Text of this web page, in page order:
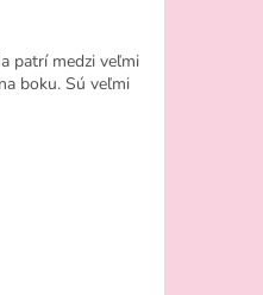
patrí medzi veľmi
boku. Sú veľmi